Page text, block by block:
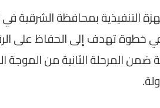
التنفيذية بمحافظة الشرقية في
خطوة تهدف إلى الحفاظ على